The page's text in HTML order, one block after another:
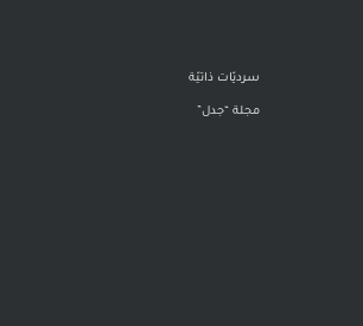
سرديّات ذاتيّة
مجلة “جدل”